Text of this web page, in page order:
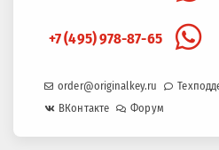
+7 (495) 978-87-65
order@originalkey.ru
ВКонтакте
Форум